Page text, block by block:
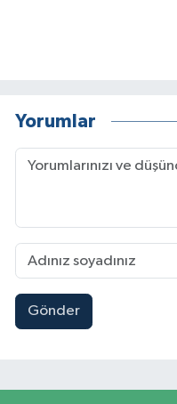
Yorumlar
Gönder